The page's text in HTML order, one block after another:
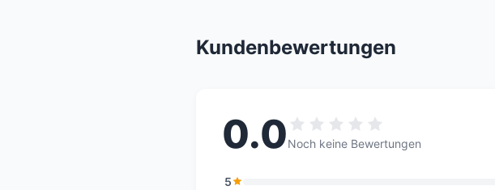
Kundenbewertungen
0.0Noch keine Bewertungen
5